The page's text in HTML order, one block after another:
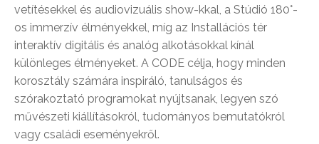
vetítésekkel és audiovizuális show-kkal, a Stúdió 180°-
os immerzív élményekkel, míg az Installációs tér
interaktív digitális és analóg alkotásokkal kínál
különleges élményeket. A CODE célja, hogy minden
korosztály számára inspiráló, tanulságos és
szórakoztató programokat nyújtsanak, legyen szó
művészeti kiállításokról, tudományos bemutatókról
vagy családi eseményekről.